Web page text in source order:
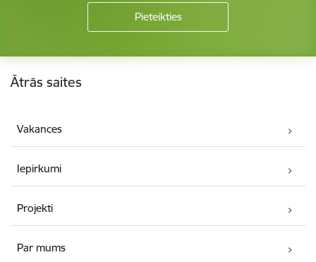
Kājene
Ātrās saites
Vakances
Iepirkumi
Projekti
Par mums